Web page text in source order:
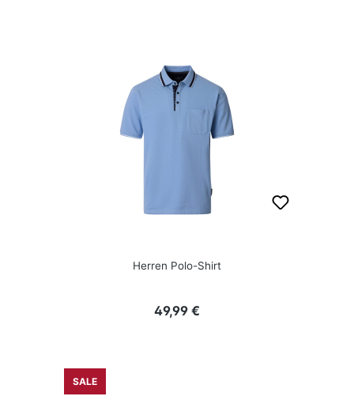
Herren Polo-Shirt
Regulärer Preis:
49,99 €
SALE